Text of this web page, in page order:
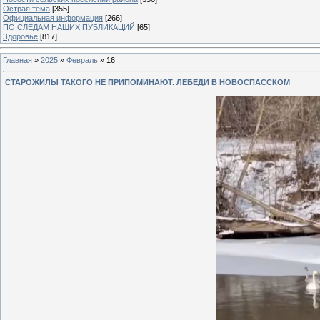
Острая тема [355]
Официальная информация [266]
ПО СЛЕДАМ НАШИХ ПУБЛИКАЦИЙ [65]
Здоровье [817]
Главная » 2025 » Февраль » 16
СТАРОЖИЛЫ ТАКОГО НЕ ПРИПОМИНАЮТ. ЛЕБЕДИ В НОВОСПАССКОМ